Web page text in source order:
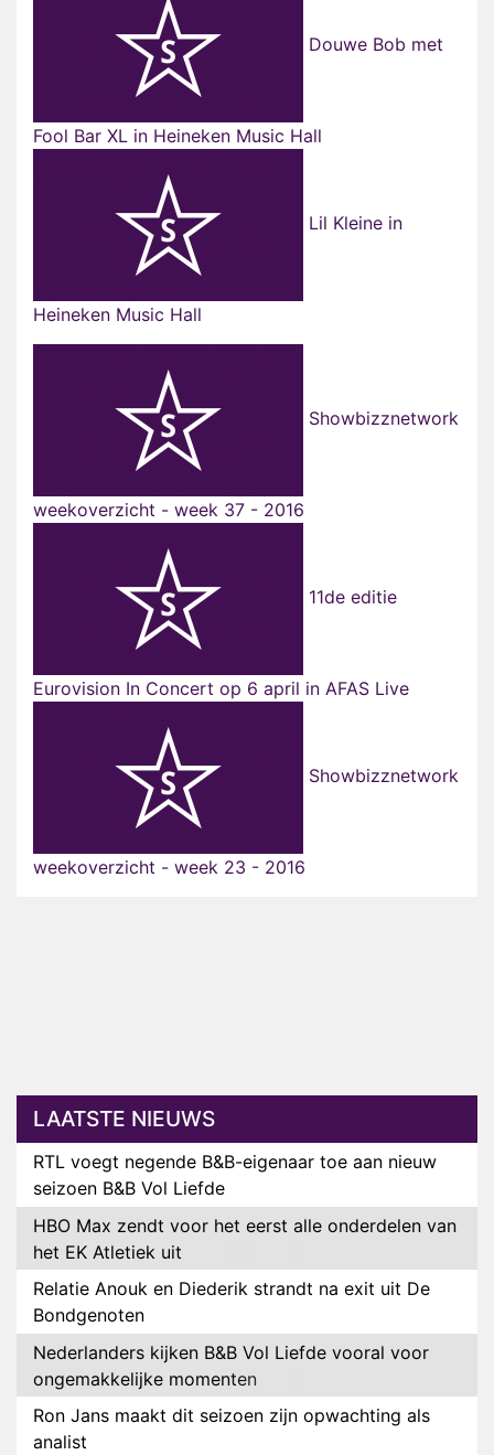
Douwe Bob met
Fool Bar XL in Heineken Music Hall
Lil Kleine in
Heineken Music Hall
Showbizznetwork
weekoverzicht - week 37 - 2016
11de editie
Eurovision In Concert op 6 april in AFAS Live
Showbizznetwork
weekoverzicht - week 23 - 2016
LAATSTE NIEUWS
RTL voegt negende B&B-eigenaar toe aan nieuw
seizoen B&B Vol Liefde
HBO Max zendt voor het eerst alle onderdelen van
het EK Atletiek uit
Relatie Anouk en Diederik strandt na exit uit De
Bondgenoten
Nederlanders kijken B&B Vol Liefde vooral voor
ongemakkelijke momenten
Ron Jans maakt dit seizoen zijn opwachting als
analist